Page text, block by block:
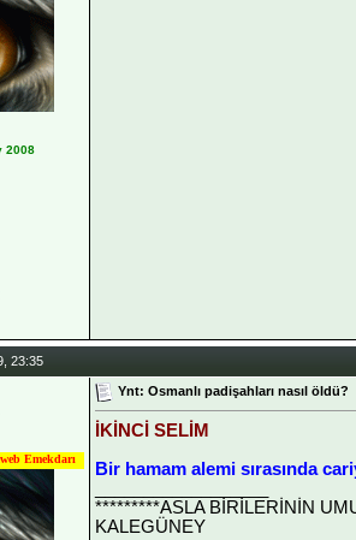
2008
23:35
Emekdarı
Ynt: Osmanlı padişahları nasıl öldü?
İKİNCİ SELİM
Bir hamam alemi sırasında
*********ASLA BİRİLERİNİN
KALEGÜNEY